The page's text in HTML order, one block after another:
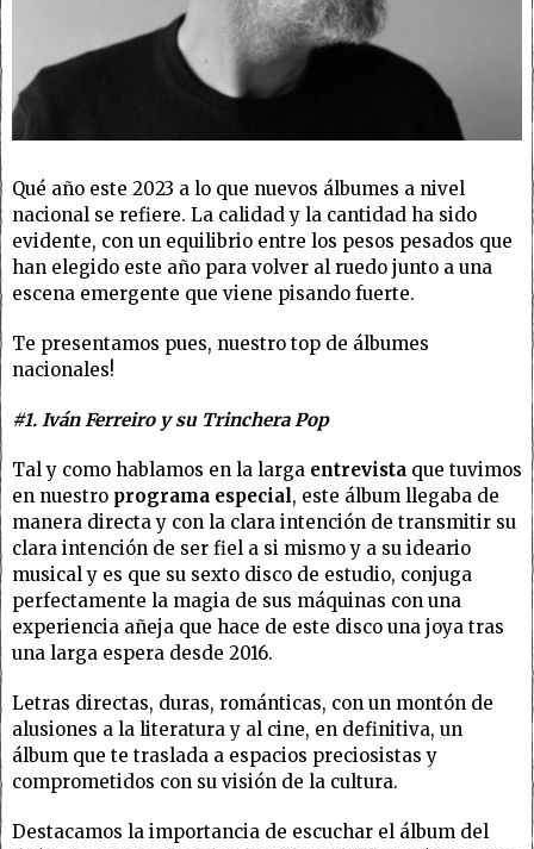
Qué año este 2023 a lo que nuevos álbumes a nivel
nacional se refiere. La calidad y la cantidad ha sido
evidente, con un equilibrio entre los pesos pesados que
han elegido este año para volver al ruedo junto a una
escena emergente que viene pisando fuerte.
Te presentamos pues, nuestro top de álbumes
nacionales!
#1. Iván Ferreiro y su Trinchera Pop
Tal y como hablamos en la larga entrevista que tuvimos
en nuestro programa especial, este álbum llegaba de
manera directa y con la clara intención de transmitir su
clara intención de ser fiel a si mismo y a su ideario
musical y es que su sexto disco de estudio, conjuga
perfectamente la magia de sus máquinas con una
experiencia añeja que hace de este disco una joya tras
una larga espera desde 2016.
Letras directas, duras, románticas, con un montón de
alusiones a la literatura y al cine, en definitiva, un
álbum que te traslada a espacios preciosistas y
comprometidos con su visión de la cultura.
Destacamos la importancia de escuchar el álbum del